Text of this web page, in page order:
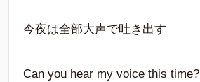
今夜は全部大声で吐き出す
Can you hear my voice this time?